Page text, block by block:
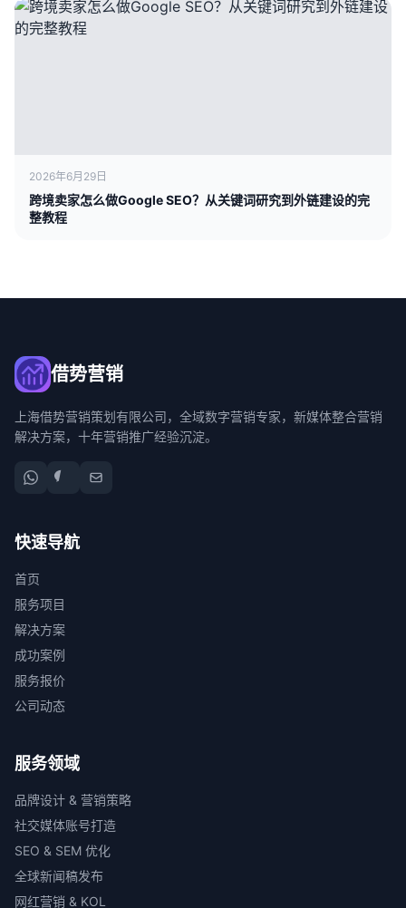
2026年6月29日
跨境卖家怎么做Google SEO？从关键词研究到外链建设的完
整教程
借势营销
上海借势营销策划有限公司，全域数字营销专家，新媒体整合营销
解决方案，十年营销推广经验沉淀。
快速导航
首页
服务项目
解决方案
成功案例
服务报价
公司动态
服务领域
品牌设计 & 营销策略
社交媒体账号打造
SEO & SEM 优化
全球新闻稿发布
网红营销 & KOL